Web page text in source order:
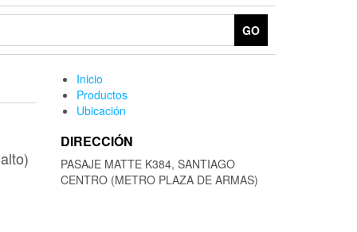
GO
Inicio
Productos
Ubicación
DIRECCIÓN
PASAJE MATTE K384, SANTIAGO
CENTRO (METRO PLAZA DE ARMAS)